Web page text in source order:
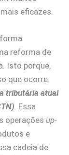
eficazes.
reforma de
Isto porque,
que ocorre.
tributária atual
. Essa
operações up-
e
cadeia de